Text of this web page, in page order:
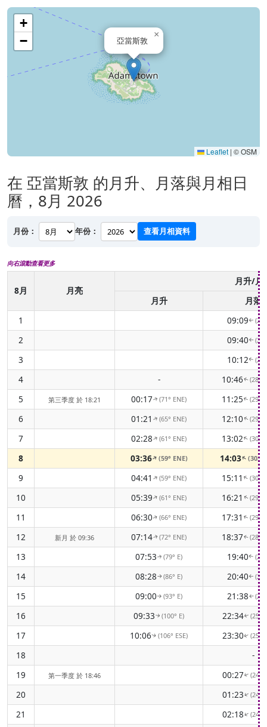
亞當斯敦
×
+
−
Leaflet | © OSM
在 亞當斯敦 的月升、月落與月相日
曆，8月 2026
月份： 年份： 查看月相資料
向右滾動查看更多
8月 月亮
月升/月
月升
月落
1
09:09↑
2 09:40↑
3 10:12↑
4 - 10:46↑(286°
5 第三季度 於 18:21 00:17↑(71° ENE) 11:25↑(292°
6 01:21 ↑(65° ENE) 12:10↑(297°
7 02:28↑(61° ENE) 13:02↑(300°
8 03:36↑(59° ENE) 14:03↑(302°
9 04:41↑(59° ENE) 15:11↑(300°
10 05:39↑(61° ENE) 16:21 ↑(297°
11 06:30↑(66° ENE) 17:31 ↑(292°
12 新月 於 09:36 07:14↑(72° ENE) 18:37↑(285°
13 07:53↑(79° E) 19:40↑
14 08:28↑(86° E) 20:40↑
15 09:00↑(93° E) 21:38↑
16 09:33↑(100° E) 22:34↑
17 10:06↑(106° ESE) 23:30↑
18
-
19
第一季度 於 18:46 00:27↑
20 01:23↑
21 02:18↑